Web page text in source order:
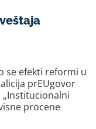
se efekti reformi u
prEUgovor
procene